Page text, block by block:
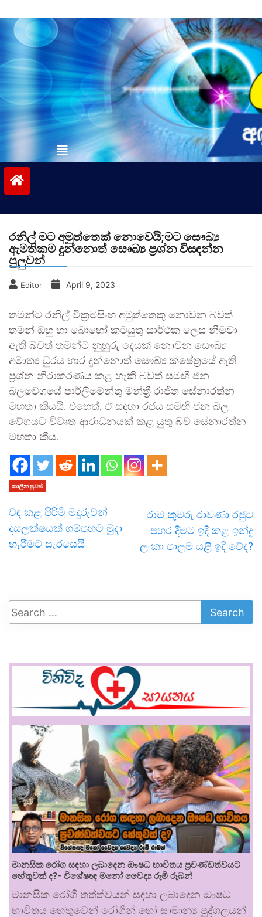
to
contentvinivida.lk
රනිල් මට අමුත්තෙක් නොවෙයි;මට සෞඛ්‍ය
ඇමතිකම දුන්නොත් සෞඛ්‍ය ප්‍රශ්න විසඳන්න
පුලුවන්
Editor April 9, 2023
තමන්ට රනිල් වික්‍රමසිංහ අමුත්තෙකු නොවන බවත්
තමන් ඔහු හා බොහෝ කටයුතු සාර්ථක ලෙස නිමවා
ඇති බවත් තමන්ට නුහුරු දෙයක් නොවන සෞඛ්‍ය
අමාත්‍ය ධුරය භාර දුන්නොත් සෞඛ්‍ය ක්ෂේත්‍රයේ ඇති
ප්‍රශ්න නිරාකරණය කළ හැකි බවත් සමඟි ජන
බලවේගයේ පාර්ලිමේන්තු මන්ත්‍රී රාජිත සේනාරත්න
මහතා කියයි. එහෙත්, ඒ සඳහා රජය සමඟි ජන බල
වේගයට විවෘත ආරාධනයක් කළ යුතු බව සේනාරත්න
මහතා කීය.
කාලීන පුවත්
වඳ කළ පිරිමි මදුරුවන්
දසලක්ෂයක් ගම්පහට මුදා
හැරීමට සැරසෙයි
රාම කුමරු රාවණා රජුට
පහර දීමට ඉදි කළ ඉන්දු
ලංකා පාලම යළි ඉදි වේද?
මානසික රෝග සඳහා ලබාදෙන ඖෂධ භාවිතය ප්‍රචණ්ඩත්වයට
හේතුවක් ද?- විශේෂඥ මනෝ වෛද්‍ය රූමි රූබන්
මානසික රෝගී තත්ත්වයන් සඳහා ලබාදෙන ඖෂධ
භාවිතය හේතුවෙන් රෝගීන් හෝ සාමාන්‍ය පුද්ගලයන්